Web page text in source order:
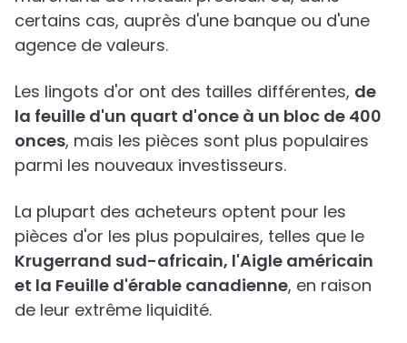
certains cas, auprès d'une banque ou d'une
agence de valeurs.
Les lingots d'or ont des tailles différentes, de
la feuille d'un quart d'once à un bloc de 400
onces, mais les pièces sont plus populaires
parmi les nouveaux investisseurs.
La plupart des acheteurs optent pour les
pièces d'or les plus populaires, telles que le
Krugerrand sud-africain, l'Aigle américain
et la Feuille d'érable canadienne, en raison
de leur extrême liquidité.